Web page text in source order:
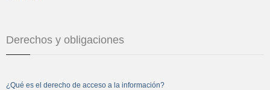
Derechos y obligaciones
¿Qué es el derecho de acceso a la información?